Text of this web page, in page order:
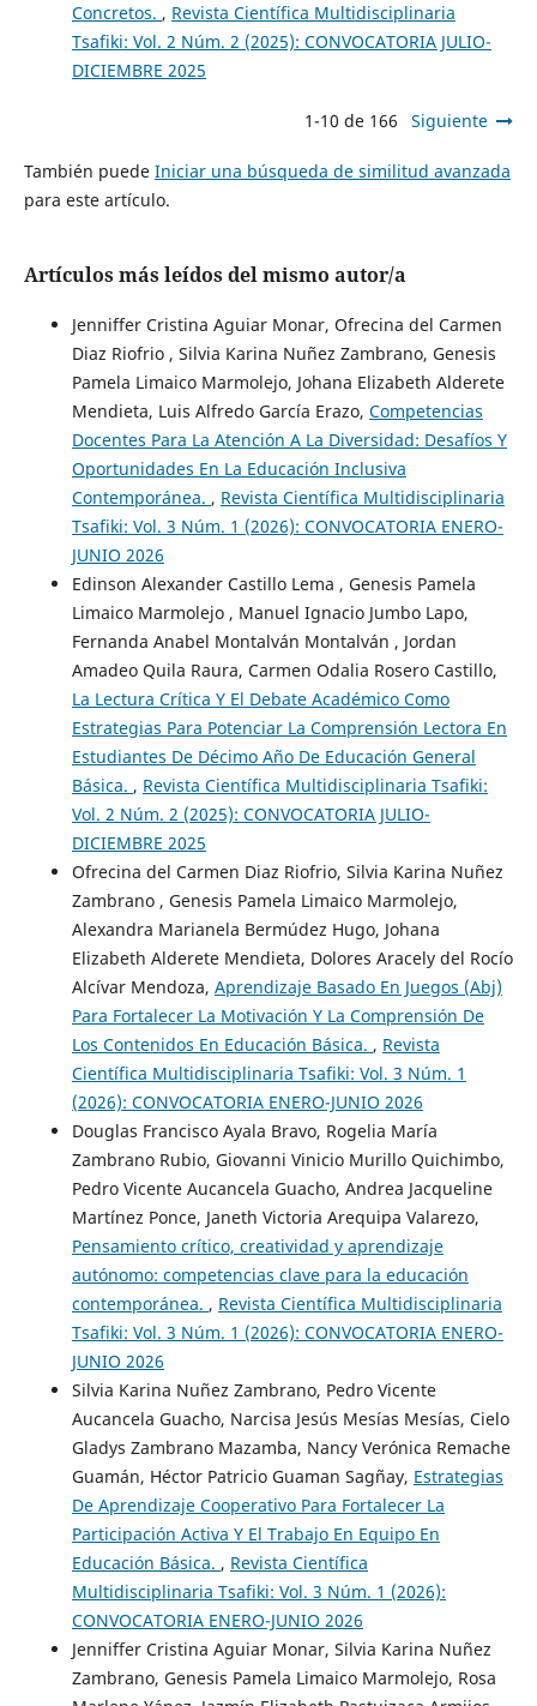
Concretos. , Revista Científica Multidisciplinaria
Tsafiki: Vol. 2 Núm. 2 (2025): CONVOCATORIA JULIO-
DICIEMBRE 2025
1-10 de 166 Siguiente
También puede Iniciar una búsqueda de similitud avanzada
para este artículo.
Artículos más leídos del mismo autor/a
Jenniffer Cristina Aguiar Monar, Ofrecina del Carmen
Diaz Riofrio , Silvia Karina Nuñez Zambrano, Genesis
Pamela Limaico Marmolejo, Johana Elizabeth Alderete
Mendieta, Luis Alfredo García Erazo, Competencias
Docentes Para La Atención A La Diversidad: Desafíos Y
Oportunidades En La Educación Inclusiva
Contemporánea. , Revista Científica Multidisciplinaria
Tsafiki: Vol. 3 Núm. 1 (2026): CONVOCATORIA ENERO-
JUNIO 2026
Edinson Alexander Castillo Lema , Genesis Pamela
Limaico Marmolejo , Manuel Ignacio Jumbo Lapo,
Fernanda Anabel Montalván Montalván , Jordan
Amadeo Quila Raura, Carmen Odalia Rosero Castillo,
La Lectura Crítica Y El Debate Académico Como
Estrategias Para Potenciar La Comprensión Lectora En
Estudiantes De Décimo Año De Educación General
Básica. , Revista Científica Multidisciplinaria Tsafiki:
Vol. 2 Núm. 2 (2025): CONVOCATORIA JULIO-
DICIEMBRE 2025
Ofrecina del Carmen Diaz Riofrio, Silvia Karina Nuñez
Zambrano , Genesis Pamela Limaico Marmolejo,
Alexandra Marianela Bermúdez Hugo, Johana
Elizabeth Alderete Mendieta, Dolores Aracely del Rocío
Alcívar Mendoza, Aprendizaje Basado En Juegos (Abj)
Para Fortalecer La Motivación Y La Comprensión De
Los Contenidos En Educación Básica. , Revista
Científica Multidisciplinaria Tsafiki: Vol. 3 Núm. 1
(2026): CONVOCATORIA ENERO-JUNIO 2026
Douglas Francisco Ayala Bravo, Rogelia María
Zambrano Rubio, Giovanni Vinicio Murillo Quichimbo,
Pedro Vicente Aucancela Guacho, Andrea Jacqueline
Martínez Ponce, Janeth Victoria Arequipa Valarezo,
Pensamiento crítico, creatividad y aprendizaje
autónomo: competencias clave para la educación
contemporánea. , Revista Científica Multidisciplinaria
Tsafiki: Vol. 3 Núm. 1 (2026): CONVOCATORIA ENERO-
JUNIO 2026
Silvia Karina Nuñez Zambrano, Pedro Vicente
Aucancela Guacho, Narcisa Jesús Mesías Mesías, Cielo
Gladys Zambrano Mazamba, Nancy Verónica Remache
Guamán, Héctor Patricio Guaman Sagñay, Estrategias
De Aprendizaje Cooperativo Para Fortalecer La
Participación Activa Y El Trabajo En Equipo En
Educación Básica. , Revista Científica
Multidisciplinaria Tsafiki: Vol. 3 Núm. 1 (2026):
CONVOCATORIA ENERO-JUNIO 2026
Jenniffer Cristina Aguiar Monar, Silvia Karina Nuñez
Zambrano, Genesis Pamela Limaico Marmolejo, Rosa